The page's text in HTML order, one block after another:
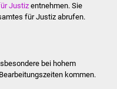
Albtrauf
Justizentnehmen. Sie
für Justiz abrufen.
bei hohem
kommen.